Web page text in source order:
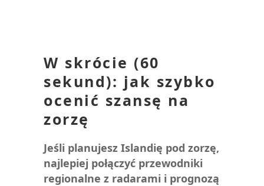
W skrócie (60
sekund): jak szybko
ocenić szansę na
zorzę
Jeśli planujesz Islandię pod zorzę,
najlepiej połączyć przewodniki
regionalne z radarami i prognozą